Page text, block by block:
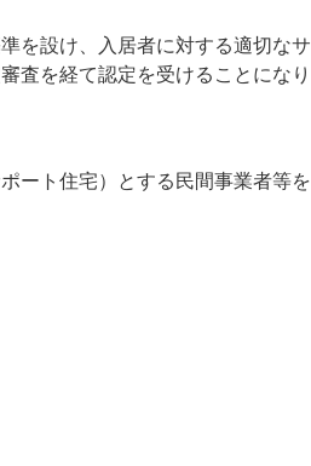
を設け、入居者に対する適切なサ
査を経て認定を受けることになり
ート住宅）とする民間事業者等を